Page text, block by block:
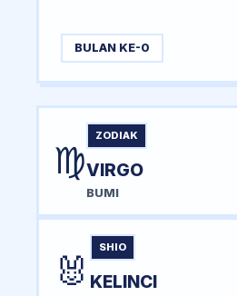
BULAN KE-0
♍
ZODIAK
VIRGO
BUMI
🐰
SHIO
KELINCI